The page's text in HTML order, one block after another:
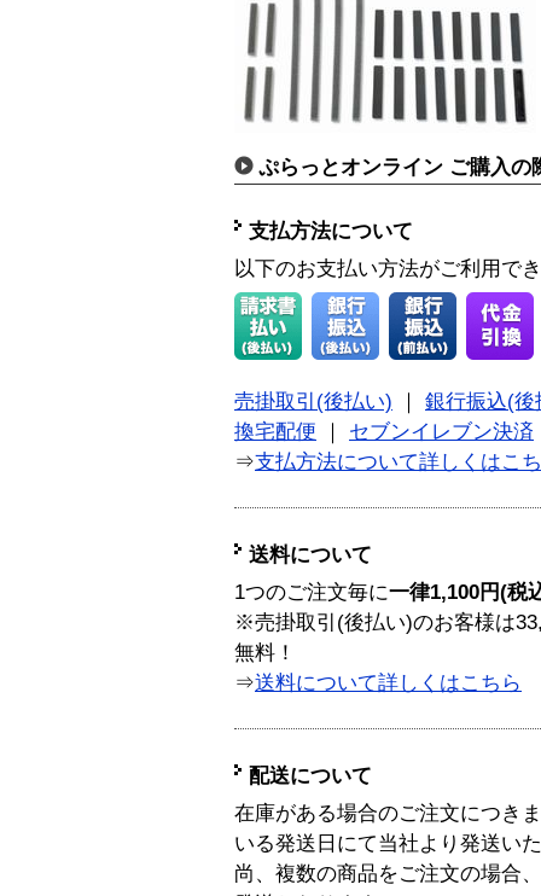
ぷらっとオンライン ご購入の
支払方法について
以下のお支払い方法がご利用で
売掛取引(後払い) ｜ 銀行振込(後
換宅配便 ｜ セブンイレブン決済
⇒支払方法について詳しくはこ
送料について
1つのご注文毎に一律1,100円(税
※売掛取引(後払い)のお客様は
無料！
⇒送料について詳しくはこちら
配送について
在庫がある場合のご注文につき
いる発送日にて当社より発送い
尚、複数の商品をご注文の場合